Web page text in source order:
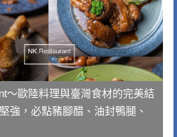
～歐陸料理與臺灣食材的完美結
強，必點豬腳醋、油封鴨腿、